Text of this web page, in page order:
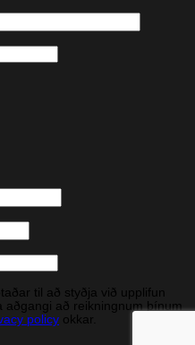
til að styðja við upplifun
aðgangi að reikningnum þínum
policy okkar.